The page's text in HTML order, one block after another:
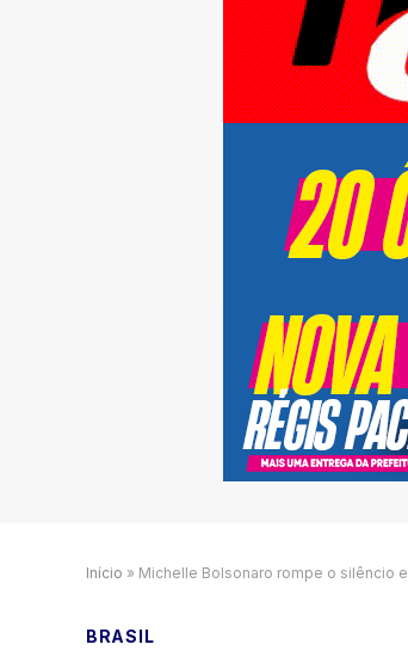
Início » Michelle Bolsonaro rompe o silêncio
BRASIL